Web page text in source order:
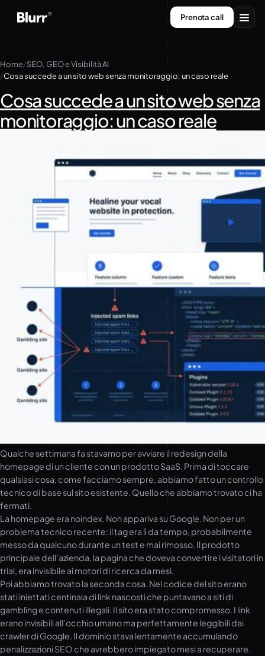
Prenota call
Chi siamo
Contatti
Home SEO, GEO e Visibilità AI
Cosa succede a un sito web senza monitoraggio: un caso reale
Cosa succede a un sito web senza
monitoraggio: un caso reale
Qualche settimana fa stavamo per avviare il redesign della
homepage di un cliente con un prodotto SaaS. Prima di toccare
qualsiasi cosa, come facciamo sempre, abbiamo fatto un controllo
tecnico di base sul sito esistente. Quello che abbiamo trovato ci ha
fermati.
La homepage era noindex. Non appariva su Google. Non per un
problema tecnico recente: il tag era lì da tempo, probabilmente
messo da qualcuno durante un test e mai rimosso. Il prodotto
principale dell’azienda, la pagina che doveva convertire i visitatori in
trial, era invisibile ai motori di ricerca da mesi.
Poi abbiamo trovato la seconda cosa. Nel codice del sito erano
stati iniettati centinaia di link nascosti che puntavano a siti di
gambling e contenuti illegali. Il sito era stato compromesso. I link
erano invisibili all’occhio umano ma perfettamente leggibili dai
crawler di Google. Il dominio stava lentamente accumulando
penalizzazioni SEO che avrebbero impiegato mesi a recuperare.